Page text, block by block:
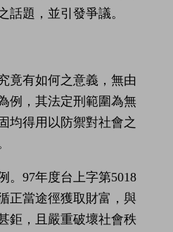
題，並引發爭議。
竟有如何之意義，無由
例，其法定刑範圍為無
均得用以防禦對社會之
。97年度台上字第5018
正當途徑獲取財富，與
鉅，且嚴重破壞社會秩